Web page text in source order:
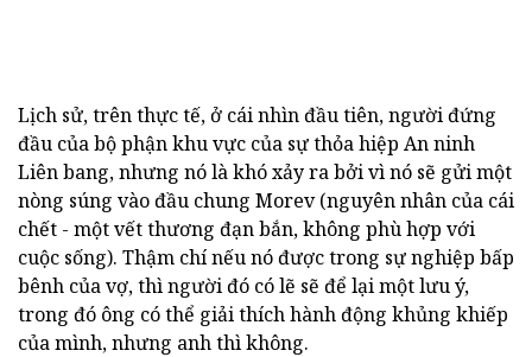
Lịch sử, trên thực tế, ở cái nhìn đầu tiên, người đứng
đầu của bộ phận khu vực của sự thỏa hiệp An ninh
Liên bang, nhưng nó là khó xảy ra bởi vì nó sẽ gửi một
nòng súng vào đầu chung Morev (nguyên nhân của cái
chết - một vết thương đạn bắn, không phù hợp với
cuộc sống). Thậm chí nếu nó được trong sự nghiệp bấp
bênh của vợ, thì người đó có lẽ sẽ để lại một lưu ý,
trong đó ông có thể giải thích hành động khủng khiếp
của mình, nhưng anh thì không.